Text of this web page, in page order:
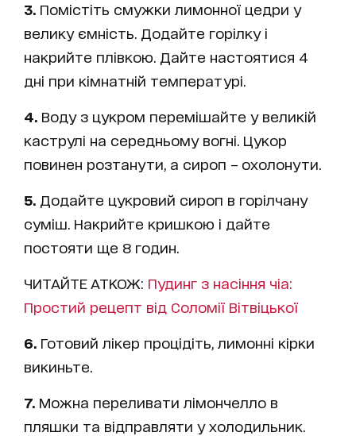
3. Помістіть смужки лимонної цедри у
велику ємність. Додайте горілку і
накрийте плівкою. Дайте настоятися 4
дні при кімнатній температурі.
4. Воду з цукром перемішайте у великій
каструлі на середньому вогні. Цукор
повинен розтанути, а сироп – охолонути.
5. Додайте цукровий сироп в горілчану
суміш. Накрийте кришкою і дайте
постояти ще 8 годин.
ЧИТАЙТЕ АТКОЖ: Пудинг з насіння чіа:
Простий рецепт від Соломії Вітвіцької
6. Готовий лікер процідіть, лимонні кірки
викиньте.
7. Можна переливати лімончелло в
пляшки та відправляти у холодильник.